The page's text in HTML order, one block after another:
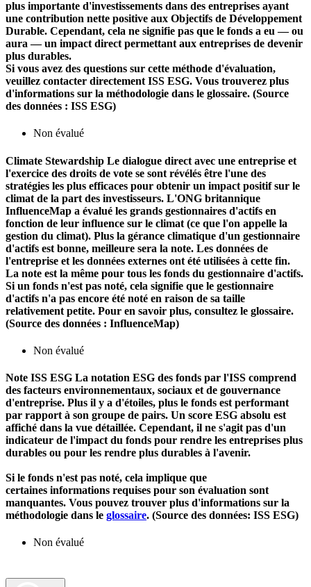
plus importante d'investissements dans des entreprises ayant
une contribution nette positive aux Objectifs de Développement
Durable. Cependant, cela ne signifie pas que le fonds a eu — ou
aura — un impact direct permettant aux entreprises de devenir
plus durables.
Si vous avez des questions sur cette méthode d'évaluation,
veuillez contacter directement ISS ESG. Vous trouverez plus
d'informations sur la méthodologie dans le glossaire. (Source
des données : ISS ESG)
Non évalué
Climate Stewardship Le dialogue direct avec une entreprise et
l'exercice des droits de vote se sont révélés être l'une des
stratégies les plus efficaces pour obtenir un impact positif sur le
climat de la part des investisseurs. L'ONG britannique
InfluenceMap a évalué les grands gestionnaires d'actifs en
fonction de leur influence sur le climat (ce que l'on appelle la
gestion du climat). Plus la gérance climatique d'un gestionnaire
d'actifs est bonne, meilleure sera la note. Les données de
l'entreprise et les données externes ont été utilisées à cette fin.
La note est la même pour tous les fonds du gestionnaire d'actifs.
Si un fonds n'est pas noté, cela signifie que le gestionnaire
d'actifs n'a pas encore été noté en raison de sa taille
relativement petite. Pour en savoir plus, consultez le glossaire.
(Source des données : InfluenceMap)
Non évalué
Note ISS ESG La notation ESG des fonds par l'ISS comprend
des facteurs environnementaux, sociaux et de gouvernance
d'entreprise. Plus il y a d'étoiles, plus le fonds est performant
par rapport à son groupe de pairs. Un score ESG absolu est
affiché dans la vue détaillée. Cependant, il ne s'agit pas d'un
indicateur de l'impact du fonds pour rendre les entreprises plus
durables ou pour les rendre plus durables à l'avenir.
Si le fonds n'est pas noté, cela implique que
certaines informations requises pour son évaluation sont
manquantes. Vous pouvez trouver plus d'informations sur la
méthodologie dans le glossaire. (Source des données: ISS ESG)
Non évalué